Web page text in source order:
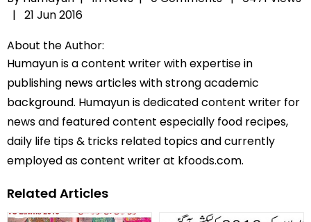
| 21 Jun 2016
About the Author:
Humayun is a content writer with expertise in
publishing news articles with strong academic
background. Humayun is dedicated content writer for
news and featured content especially food recipes,
daily life tips & tricks related topics and currently
employed as content writer at kfoods.com.
Related Articles